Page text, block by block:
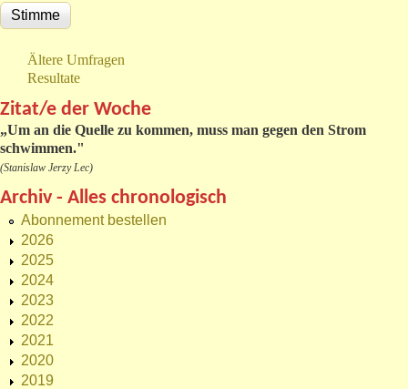
Ältere Umfragen
Resultate
Zitat/e der Woche
„Um an die Quelle zu kommen, muss man gegen den Strom
schwimmen."
(Stanislaw Jerzy Lec)
Archiv - Alles chronologisch
Abonnement bestellen
2026
2025
2024
2023
2022
2021
2020
2019